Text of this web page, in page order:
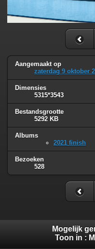
Aangemaakt op
zaterdag 9 oktober
Dimensies
5315*3543
Bestandsgrootte
5292 KB
Albums
2021 finish
Bezoeken
528
Mogelijk
Toon in :